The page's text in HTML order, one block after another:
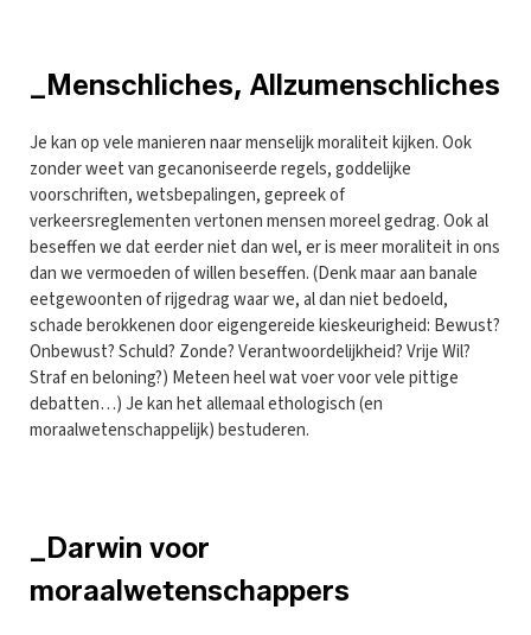
_Menschliches, Allzumenschliches
Je kan op vele manieren naar menselijk moraliteit kijken. Ook
zonder weet van gecanoniseerde regels, goddelijke
voorschriften, wetsbepalingen, gepreek of
verkeersreglementen vertonen mensen moreel gedrag. Ook al
beseffen we dat eerder niet dan wel, er is meer moraliteit in ons
dan we vermoeden of willen beseffen. (Denk maar aan banale
eetgewoonten of rijgedrag waar we, al dan niet bedoeld,
schade berokkenen door eigengereide kieskeurigheid: Bewust?
Onbewust? Schuld? Zonde? Verantwoordelijkheid? Vrije Wil?
Straf en beloning?) Meteen heel wat voer voor vele pittige
debatten…) Je kan het allemaal ethologisch (en
moraalwetenschappelijk) bestuderen.
_Darwin voor
moraalwetenschappers